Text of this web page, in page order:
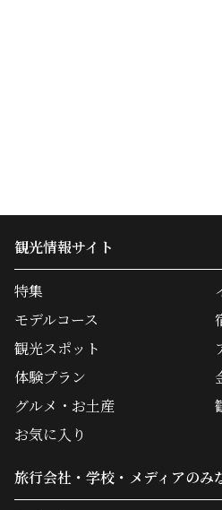
観光情報サイト
特集
モデルコース
観光スポット
体験プラン
グルメ・お土産
お気に入り
旅行会社・学校・メディアのみ